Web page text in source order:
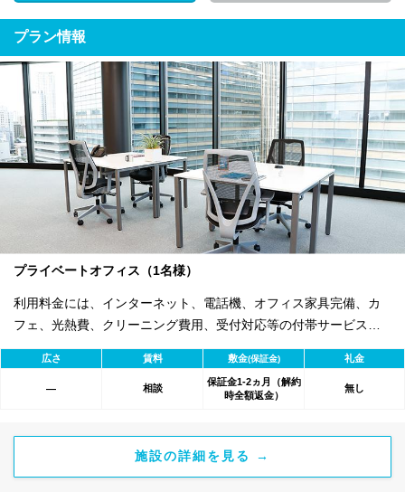
プラン情報
プライベートオフィス（1名様）
利用料金には、インターネット、電話機、オフィス家具完備、カ
フェ、光熱費、クリーニング費用、受付対応等の付帯サービスす
べて含まれ、追加料金不要です。 また適宜キャンペーン、契約期
間による割引特典あります。
広さ 賃料 敷金(保証金) 礼金
― 相談
保証金1-2ヵ月（解約
時全額返金）
無し
施設の詳細を見る →